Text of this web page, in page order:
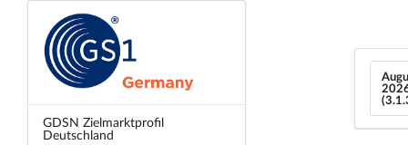
GDSN Zielmarktprofil
Deutschland